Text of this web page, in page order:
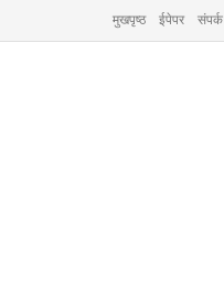
मुखपृष्ठ ईपेपर संपर्क